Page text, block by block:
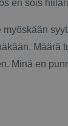
en söis
myöskään
Määrä
Minä en